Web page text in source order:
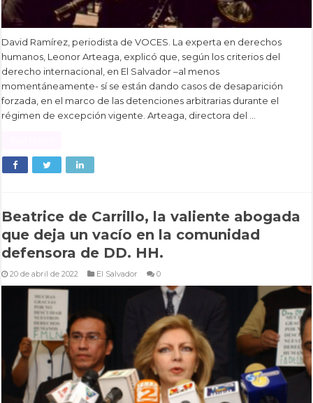
David Ramírez, periodista de VOCES. La experta en derechos
humanos, Leonor Arteaga, explicó que, según los criterios del
derecho internacional, en El Salvador –al menos
momentáneamente- sí se están dando casos de desaparición
forzada, en el marco de las detenciones arbitrarias durante el
régimen de excepción vigente. Arteaga, directora del …
Beatrice de Carrillo, la valiente abogada
que deja un vacío en la comunidad
defensora de DD. HH.
20 de abril de 2022 El Salvador 0